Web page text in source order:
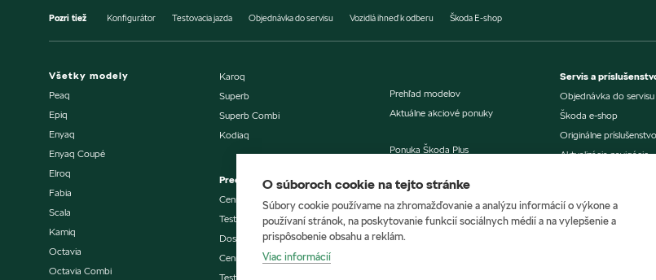
Pozri tiež Konfigurátor Testovacia jazda Objednávka do servisu Vozidlá ihneď k odberu Škoda E-shop
Všetky modely
Peaq
Epiq
Enyaq
Enyaq Coupé
Elroq
Fabia
Scala
Kamiq
Octavia
Octavia Combi
Karoq
Superb
Superb Combi
Kodiaq
Predaj vozidiel
Cenníky a katalógy
Testovacia jazda
Dostupné vozidlá skladom
Cenníky a katalógy
Testovacia jazda
Prehľad modelov
Aktuálne akciové ponuky
Ponuka Škoda Plus
Výhody pre všetkých
už od 1 vozidla
Ponuka financovania
Servis a
Objednávka do servisu
Škoda e-shop
Originálne príslušenstvo
Aktualizácia navigácie
Škoda Connect Lite
O súboroch cookie na tejto stránke
Súbory cookie používame na zhromažďovanie a analýzu informácií o výkone a
používaní stránok, na poskytovanie funkcií sociálnych médií a na vylepšenie a
prispôsobenie obsahu a reklám.
Viac informácií